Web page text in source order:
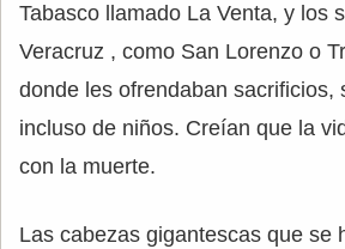
Tabasco llamado La Venta, y los
Veracruz , como San Lorenzo o
donde les ofrendaban sacrificios,
incluso de niños. Creían que la
con la muerte.
Las cabezas gigantescas que se